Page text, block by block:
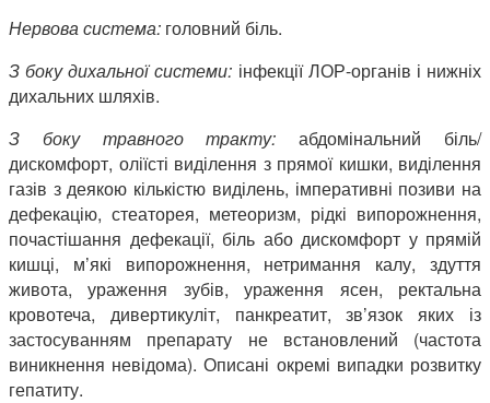
Нервова система: головний біль.
З боку дихальної системи: інфекції ЛОР-органів і нижніх
дихальних шляхів.
З боку травного тракту: абдомінальний біль/
дискомфорт, оліїсті виділення з прямої кишки, виділення
газів з деякою кількістю виділень, імперативні позиви на
дефекацію, стеаторея, метеоризм, рідкі випорожнення,
почастішання дефекації, біль або дискомфорт у прямій
кишці, м’які випорожнення, нетримання калу, здуття
живота, ураження зубів, ураження ясен, ректальна
кровотеча, дивертикуліт, панкреатит, зв’язок яких із
застосуванням препарату не встановлений (частота
виникнення невідома). Описані окремі випадки розвитку
гепатиту.